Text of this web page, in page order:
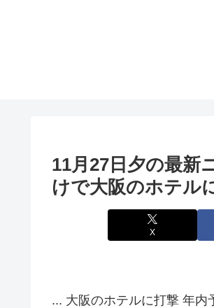
11月27日夕の最新
けで大阪のホテル
X
... 大阪のホテルに打撃 年